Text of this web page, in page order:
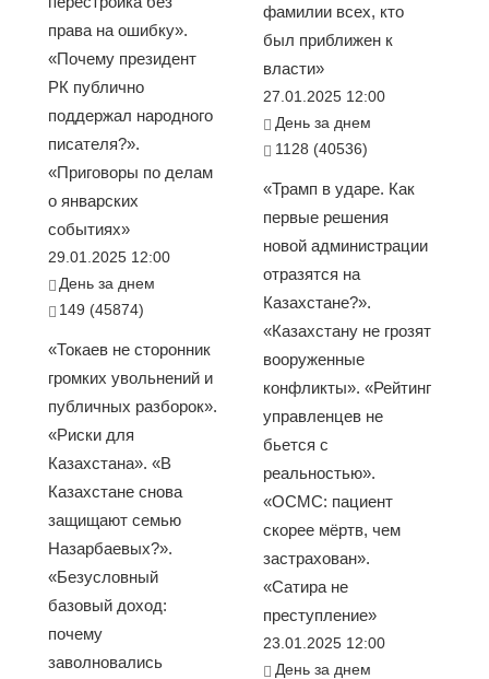
права на ошибку».
«Почему президент
РК публично
поддержал народного
писателя?».
«Приговоры по делам
о январских
событиях»
29.01.2025 12:00
День за днем
149 (45874)
«Токаев не сторонник
громких увольнений и
публичных разборок».
«Риски для
Казахстана». «В
Казахстане снова
защищают семью
Назарбаевых?».
«Безусловный
базовый доход:
почему
заволновались
фамилии всех, кто
был приближен к
власти»
27.01.2025 12:00
День за днем
1128 (40536)
«Трамп в ударе. Как
первые решения
новой администрации
отразятся на
Казахстане?».
«Казахстану не грозят
вооруженные
конфликты». «Рейтинг
управленцев не
бьется с
реальностью».
«ОСМС: пациент
скорее мёртв, чем
застрахован».
«Сатира не
преступление»
23.01.2025 12:00
День за днем